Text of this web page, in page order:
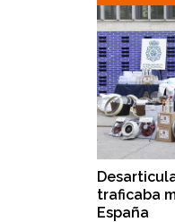
traficaba
España